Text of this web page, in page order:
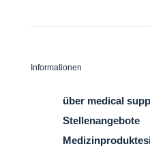
Informationen
über medical
Stellenangebote